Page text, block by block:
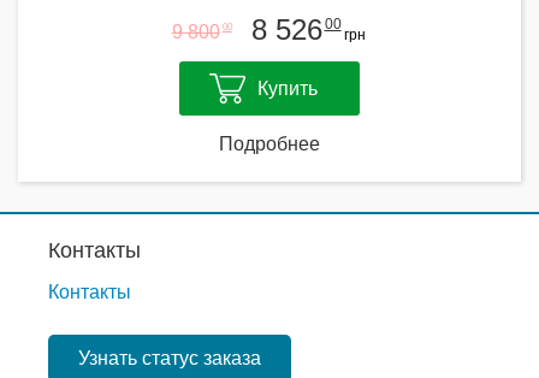
9 800 00 8 52600
грн
Купить
Подробнее
Контакты
Контакты
Узнать статус заказа